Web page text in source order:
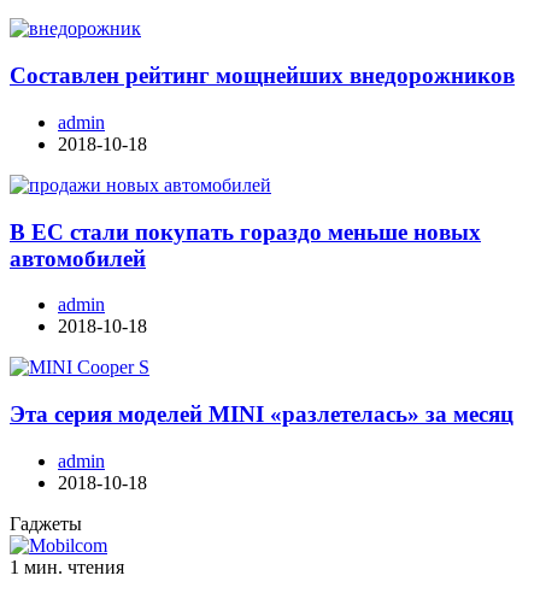
Составлен рейтинг мощнейших внедорожников
admin
2018-10-18
В ЕС стали покупать гораздо меньше новых
автомобилей
admin
2018-10-18
Эта серия моделей MINI «разлетелась» за месяц
admin
2018-10-18
Гаджеты
1 мин. чтения